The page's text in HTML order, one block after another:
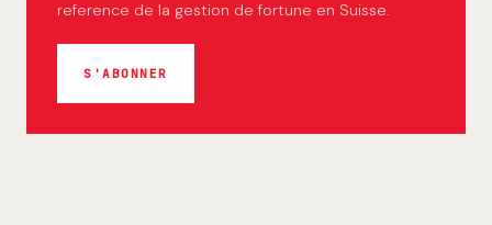
reference de la gestion de fortune en Suisse.
S'ABONNER